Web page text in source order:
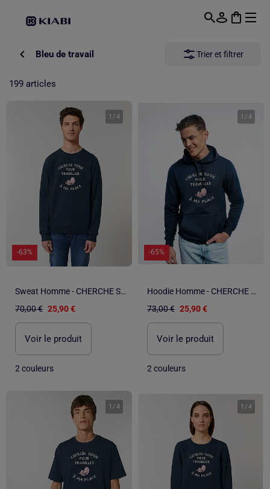
Bleu de travail Trier et filtrer
199 articles
1 /4
-63%
Sweat Homme - CHERCHE SOSIE POUR TRAVAILLER A MA PLACE
70,00 € 25,90 €
Voir le produit
2 couleurs
1 /4
-65%
Hoodie Homme - CHERCHE SOSIE POUR TRAVAILLER A MA PLACE
73,00 € 25,90 €
Voir le produit
2 couleurs
1 /4 1 /4